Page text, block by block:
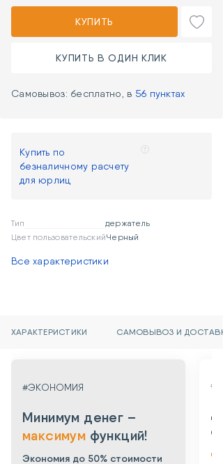
КУПИТЬ
КУПИТЬ В ОДИН КЛИК
Самовывоз: бесплатно, в 56 пунктах
Купить по
безналичному расчету
для юрлиц
Тип
держатель
Цвет пользовательскийЧерный
Все характеристики
ХАРАКТЕРИСТИКИ САМОВЫВОЗ И
#ЭКОНОМИЯ
Минимум денег –
максимум функций!
Экономия до 50% стоимости